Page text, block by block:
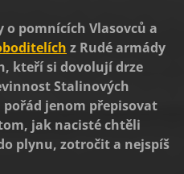
pomnících Vlasovců a
z Rudé armády
kteří si dovolují drze
Stalinových
jenom přepisovat
jak nacisté chtěli
plynu, zotročit a nejspíš